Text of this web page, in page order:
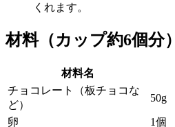
くれます。
材料（カップ約6個分）
材料名
チョコレート（板チョコな
ど）
50g
卵
1個